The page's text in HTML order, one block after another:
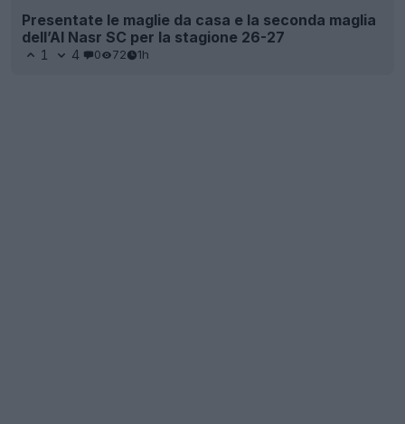
Presentate le maglie da casa e la seconda maglia
dell’Al Nasr SC per la stagione 26-27
1 4 0 72 1h